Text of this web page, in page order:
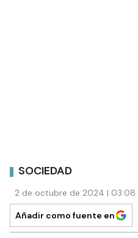
SOCIEDAD
2 de octubre de 2024 | 03:08
Añadir como fuente en